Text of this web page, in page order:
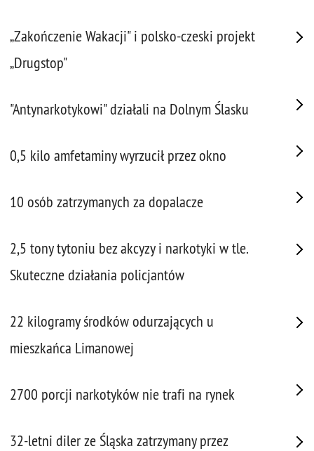
„Zakończenie Wakacji" i polsko-czeski projekt
„Drugstop"
"Antynarkotykowi" działali na Dolnym Ślasku
0,5 kilo amfetaminy wyrzucił przez okno
10 osób zatrzymanych za dopalacze
2,5 tony tytoniu bez akcyzy i narkotyki w tle.
Skuteczne działania policjantów
22 kilogramy środków odurzających u
mieszkańca Limanowej
2700 porcji narkotyków nie trafi na rynek
32-letni diler ze Śląska zatrzymany przez